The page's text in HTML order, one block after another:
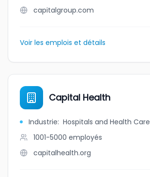
capitalgroup.com
Voir les emplois et détails
Capital Health
Industrie: Hospitals and Health Care
1001-5000 employés
capitalhealth.org